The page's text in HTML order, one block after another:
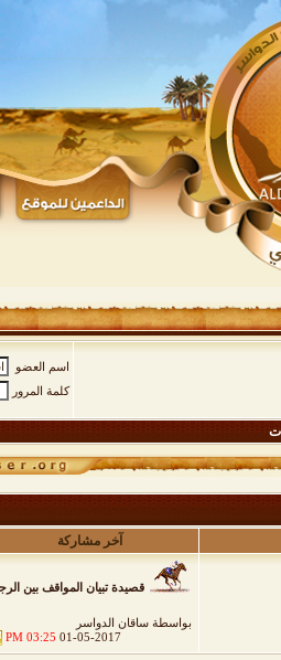
اسم العضو
كلمة المرور
آخر مشاركة
قصيدة تبيان المواقف بين
بواسطة ساقان الدواسر
01-05-2017
03:25 PM